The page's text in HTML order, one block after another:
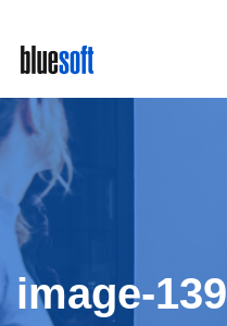
main
content
image-139